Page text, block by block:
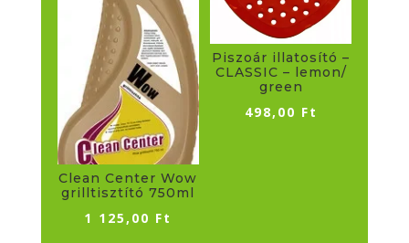
Clean Center Wow
grilltisztító 750ml
1 125,00 Ft
Piszoár illatosító –
CLASSIC – lemon/
green
498,00 Ft